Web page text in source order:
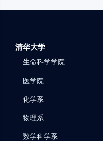
清华大学
生命科学学院
医学院
化学系
物理系
数学科学系